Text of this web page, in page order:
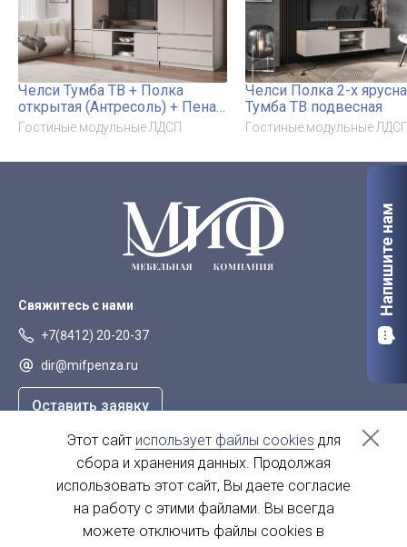
Челси Тумба ТВ + Полка
открытая (Антресоль) + Пенал
+ Шкаф 2-х ств
комбинированный
Гостиные модульные ЛДСП
Челси Полка 2-х
Тумба ТВ подвесная
Гостиные модульные
Свяжитесь с нами
+7(8412) 20-20-37
dir@mifpenza.ru
Оставить заявку
г. Пенза, ул. Аустрина, 139а
пн-пт - с 9.00-18.00
сб, вс - выходной
Напишите нам
Этот сайт использует файлы cookies для
сбора и хранения данных. Продолжая
использовать этот сайт, Вы даете согласие
на работу с этими файлами. Вы всегда
можете отключить файлы cookies в